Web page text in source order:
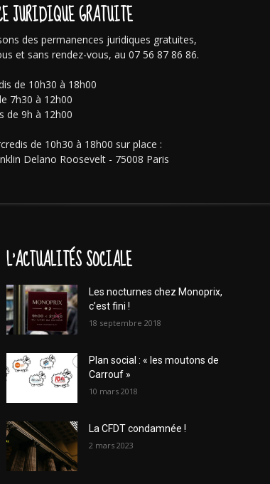
JURIDIQUE GRATUITE
des permanences juridiques gratuites,
et sans rendez-vous, au 07 56 87 86 86.
de 10h30 à 18h00
7h30 à 12h00
de 9h à 12h00
de 10h30 à 18h00 sur place :
Delano Roosevelt - 75008 Paris
L'ACTUALITÉS SOCIALE
Les nocturnes chez Monoprix,
c’est fini !
18 septembre 2018
Plan social : « les moutons de
Carrouf »
10 mars 2018
La CFDT condamnée !
2 mars 2023